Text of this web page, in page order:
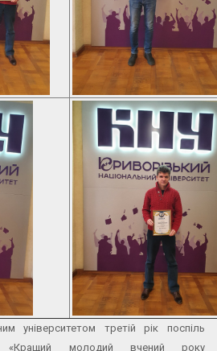
університетом третій рік поспіль
«Кращий молодий вчений року